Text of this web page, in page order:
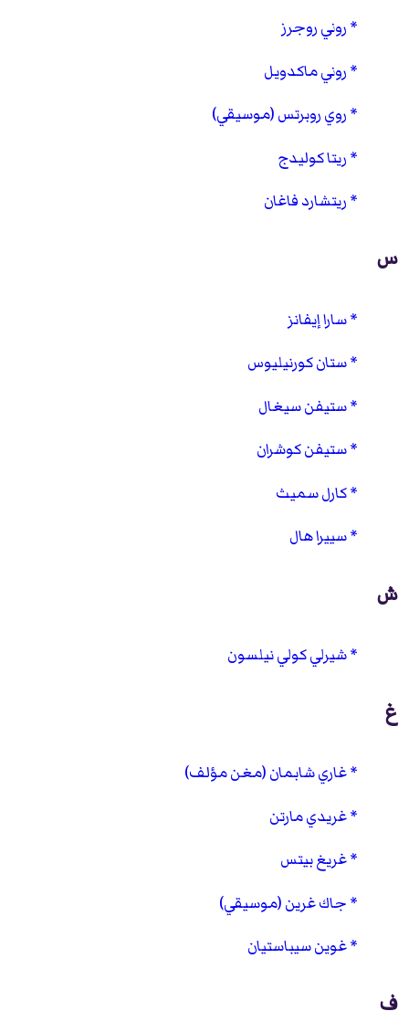
روني روجرز
روني ماكدويل
روي روبرتس (موسيقي)
ريتا كوليدج
ريتشارد فاغان
س
سارا إيفانز
ستان كورنيليوس
ستيفن سيغال
ستيفن كوشران
كارل سميث
سييرا هال
ش
شيرلي كولي نيلسون
غ
غاري شابمان (مغن مؤلف)
غريدي مارتن
غريغ بيتس
جاك غرين (موسيقي)
غوين سيباستيان
ف